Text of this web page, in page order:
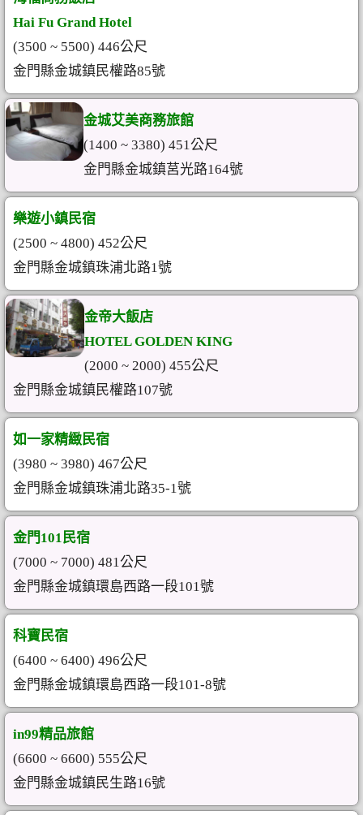
Hai Fu Grand Hotel
(3500 ~ 5500) 446公尺
金門縣金城鎮民權路85號
金城艾美商務旅館
(1400 ~ 3380) 451公尺
金門縣金城鎮莒光路164號
樂遊小鎮民宿
(2500 ~ 4800) 452公尺
金門縣金城鎮珠浦北路1號
金帝大飯店
HOTEL GOLDEN KING
(2000 ~ 2000) 455公尺
金門縣金城鎮民權路107號
如一家精緻民宿
(3980 ~ 3980) 467公尺
金門縣金城鎮珠浦北路35-1號
金門101民宿
(7000 ~ 7000) 481公尺
金門縣金城鎮環島西路一段101號
科寶民宿
(6400 ~ 6400) 496公尺
金門縣金城鎮環島西路一段101-8號
in99精品旅館
(6600 ~ 6600) 555公尺
金門縣金城鎮民生路16號